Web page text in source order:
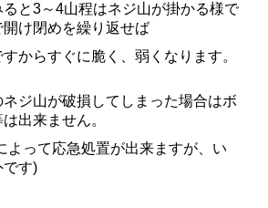
と3～4山程はネジ山が掛かる様で
け閉めを繰り返せば
からすぐに脆く、弱くなります。
ジ山が破損してしまった場合はボ
出来ません。
って応急処置が出来ますが、い
です)